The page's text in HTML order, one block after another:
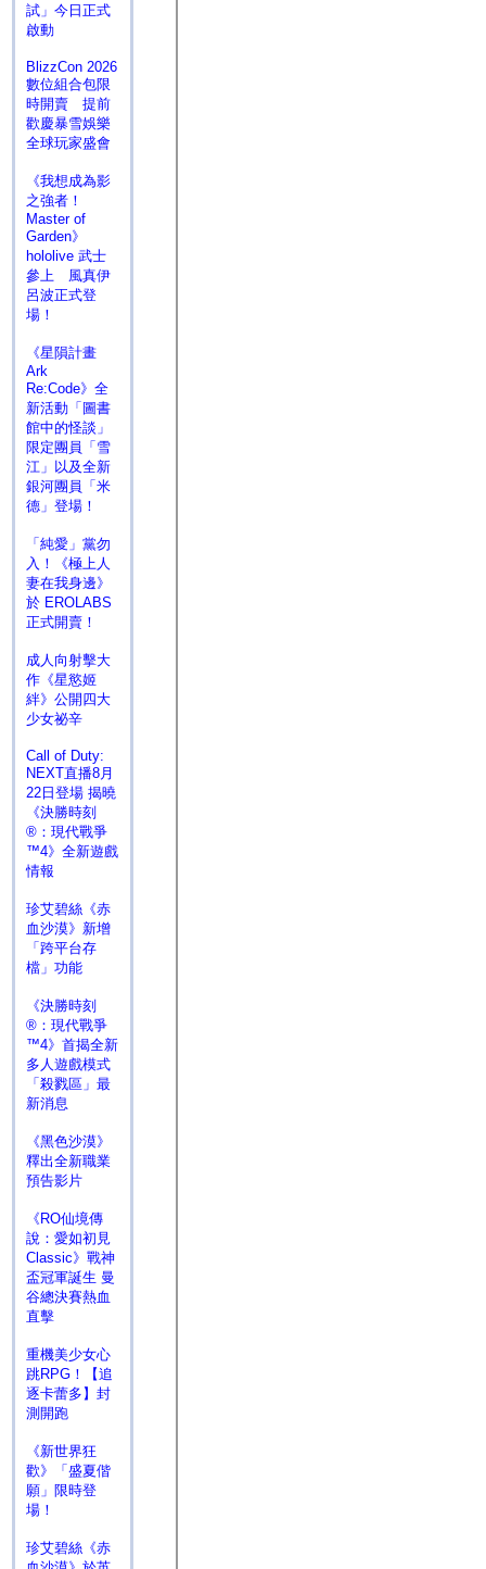
試」今日正式
啟動
BlizzCon 2026
數位組合包限
時開賣 提前
歡慶暴雪娛樂
全球玩家盛會
《我想成為影
之強者！
Master of
Garden》
hololive 武士
參上 風真伊
呂波正式登
場！
《星隕計畫
Ark
Re:Code》全
新活動「圖書
館中的怪談」
限定團員「雪
江」以及全新
銀河團員「米
德」登場！
「純愛」黨勿
入！《極上人
妻在我身邊》
於 EROLABS
正式開賣！
成人向射擊大
作《星慾姬
絆》公開四大
少女祕辛
Call of Duty:
NEXT直播8月
22日登場 揭曉
《決勝時刻
®：現代戰爭
™4》全新遊戲
情報
珍艾碧絲《赤
血沙漠》新增
「跨平台存
檔」功能
《決勝時刻
®：現代戰爭
™4》首揭全新
多人遊戲模式
「殺戮區」最
新消息
《黑色沙漠》
釋出全新職業
預告影片
《RO仙境傳
說：愛如初見
Classic》戰神
盃冠軍誕生 曼
谷總決賽熱血
直擊
重機美少女心
跳RPG！【追
逐卡蕾多】封
測開跑
《新世界狂
歡》「盛夏偕
願」限時登
場！
珍艾碧絲《赤